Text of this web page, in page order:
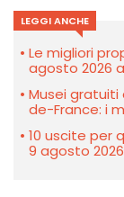
LEGGI ANCHE
Le migliori
agosto 2026
Musei gratuiti
de-France: i
10 uscite per
9 agosto